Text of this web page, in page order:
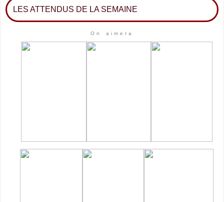
LES ATTENDUS DE LA SEMAINE
On aimera